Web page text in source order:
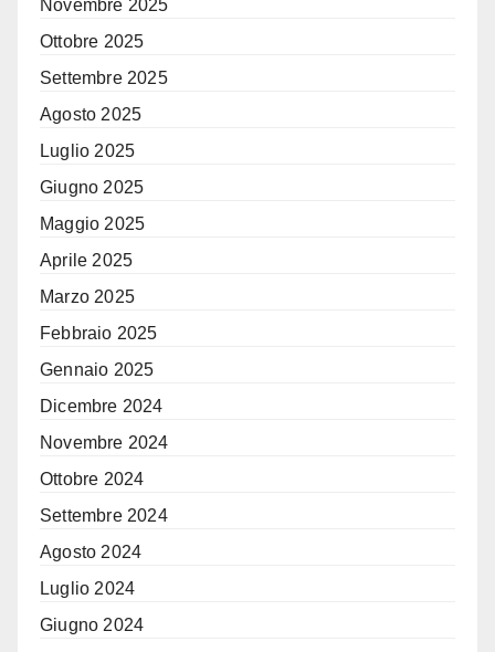
Novembre 2025
Ottobre 2025
Settembre 2025
Agosto 2025
Luglio 2025
Giugno 2025
Maggio 2025
Aprile 2025
Marzo 2025
Febbraio 2025
Gennaio 2025
Dicembre 2024
Novembre 2024
Ottobre 2024
Settembre 2024
Agosto 2024
Luglio 2024
Giugno 2024